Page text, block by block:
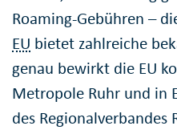
Roaming-Gebühren –
EU bietet zahlreiche
genau bewirkt die EU
Metropole Ruhr und in
des Regionalverbandes